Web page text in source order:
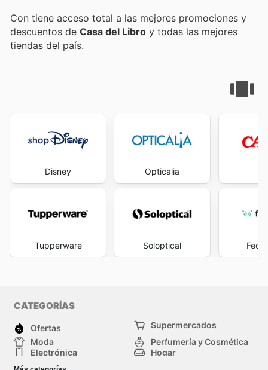
Con tiene acceso total a las mejores promociones y
descuentos de Casa del Libro y todas las mejores
tiendas del país.
Disney
Tupperware
Opticalia
Soloptical
CATEGORÍAS
Ofertas
Supermercados
Moda
Perfumería y Cosmética
Electrónica
Hogar
Deporte